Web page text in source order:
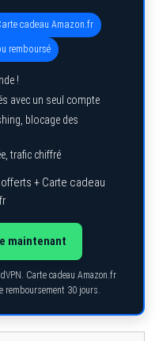
cadeau Amazon.fr
remboursé
!
avec un seul compte
blocage des
trafic chiffré
+ Carte cadeau
maintenant
Carte cadeau Amazon.fr
remboursement 30 jours.